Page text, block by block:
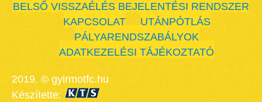
BELSŐ VISSZAÉLÉS BEJELENTÉSI RENDSZER
KAPCSOLAT
UTÁNPÓTLÁS
PÁLYARENDSZABÁLYOK
ADATKEZELÉSI TÁJÉKOZTATÓ
2019. © gyirmotfc.hu
Készítette: